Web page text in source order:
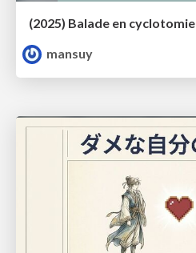
(2025) Balade en cyclotomie
mansuy